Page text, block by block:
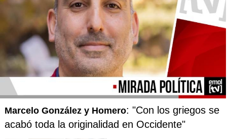
Marcelo González y Homero: "Con los griegos se
acabó toda la originalidad en Occidente"